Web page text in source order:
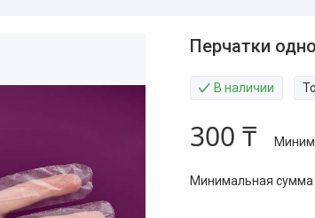
Перчатки
В наличии
300 ₸
Минимальная сумма